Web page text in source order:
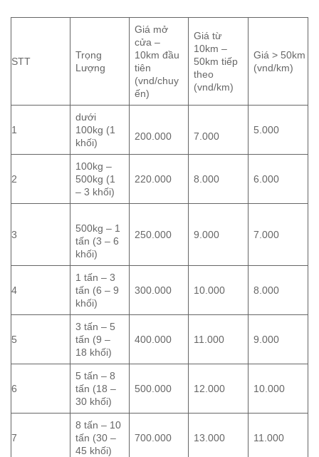
STT
Trọng
Lượng
Giá mở
cửa –
10km đầu
tiên
(vnd/chuy
ến)
Giá từ
10km –
50km tiếp
theo
(vnd/km)
Giá > 50km
(vnd/km)
1
dưới
100kg (1
khối)
200.000 7.000
5.000
2
100kg –
500kg (1
– 3 khối)
220.000 8.000 6.000
3
500kg – 1
tấn (3 – 6
khối)
250.000 9.000 7.000
4
1 tấn – 3
tấn (6 – 9
khối)
300.000 10.000 8.000
5
3 tấn – 5
tấn (9 –
18 khối)
400.000 11.000 9.000
6
5 tấn – 8
tấn (18 –
30 khối)
500.000 12.000 10.000
7
8 tấn – 10
tấn (30 –
45 khối)
700.000 13.000 11.000